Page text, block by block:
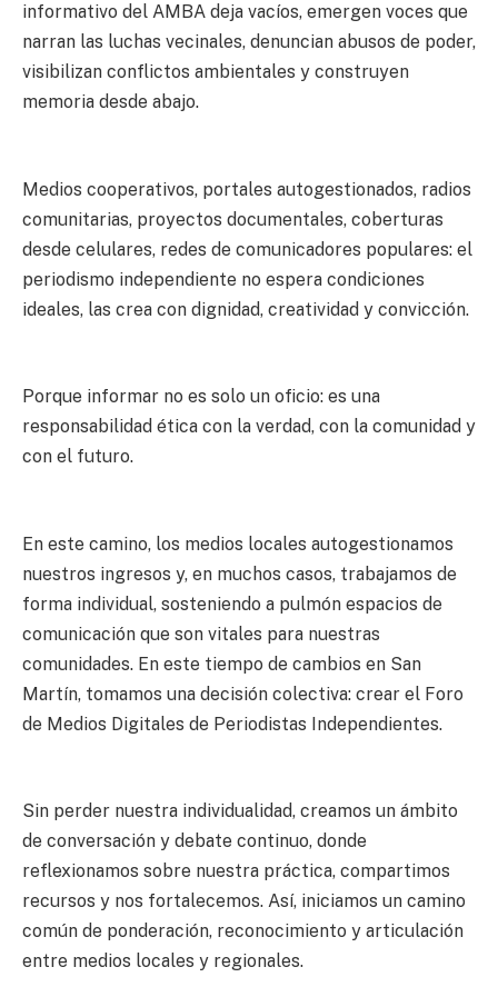
informativo del AMBA deja vacíos, emergen voces que
narran las luchas vecinales, denuncian abusos de poder,
visibilizan conflictos ambientales y construyen
memoria desde abajo.
Medios cooperativos, portales autogestionados, radios
comunitarias, proyectos documentales, coberturas
desde celulares, redes de comunicadores populares: el
periodismo independiente no espera condiciones
ideales, las crea con dignidad, creatividad y convicción.
Porque informar no es solo un oficio: es una
responsabilidad ética con la verdad, con la comunidad y
con el futuro.
En este camino, los medios locales autogestionamos
nuestros ingresos y, en muchos casos, trabajamos de
forma individual, sosteniendo a pulmón espacios de
comunicación que son vitales para nuestras
comunidades. En este tiempo de cambios en San
Martín, tomamos una decisión colectiva: crear el Foro
de Medios Digitales de Periodistas Independientes.
Sin perder nuestra individualidad, creamos un ámbito
de conversación y debate continuo, donde
reflexionamos sobre nuestra práctica, compartimos
recursos y nos fortalecemos. Así, iniciamos un camino
común de ponderación, reconocimiento y articulación
entre medios locales y regionales.